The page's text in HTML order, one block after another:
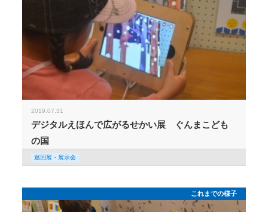
2019.07.31
デジタルえほんで広がるせかい展 ぐんまこども
の国
巡回展・展示会
これまでの様子